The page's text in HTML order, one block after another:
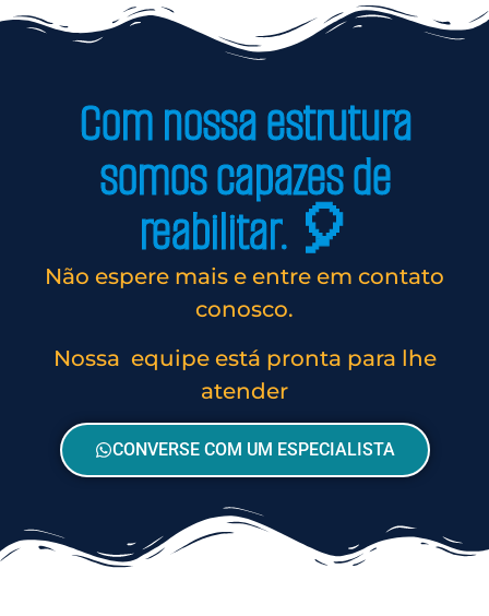
Com nossa estrutura
somos capazes de
reabilitar. 🎈
Não espere mais e entre em contato
conosco.
Nossa equipe está pronta para lhe
atender
CONVERSE COM UM ESPECIALISTA